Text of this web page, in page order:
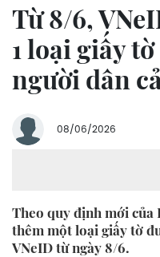
Từ 8/6,
1 loại giấy
người dân
08/06/2026
Theo quy định mới của
thêm một loại giấy tờ
VNeID từ ngày 8/6.